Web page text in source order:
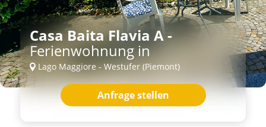
Casa Baita Flavia A -
Ferienwohnung in
Lago Maggiore - Westufer (Piemont)
Anfrage stellen